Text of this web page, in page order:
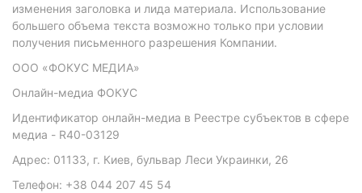
изменения заголовка и лида материала. Использование
большего объема текста возможно только при условии
получения письменного разрешения Компании.
ООО «ФОКУС МЕДИА»
Онлайн-медиа ФОКУС
Идентификатор онлайн-медиа в Реестре субъектов в сфере
медиа - R40-03129
Адрес: 01133, г. Киев, бульвар Леси Украинки, 26
Телефон: +38 044 207 45 54